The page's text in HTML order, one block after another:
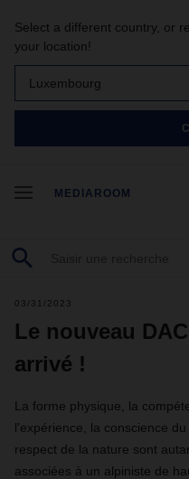
Select a different country, or
your location!
Luxembourg
MEDIAROOM
03/31/2023
Le nouveau
arrivé !
La forme physique, la
l'expérience, la conscience
respect de la nature sont
associées à un alpiniste de